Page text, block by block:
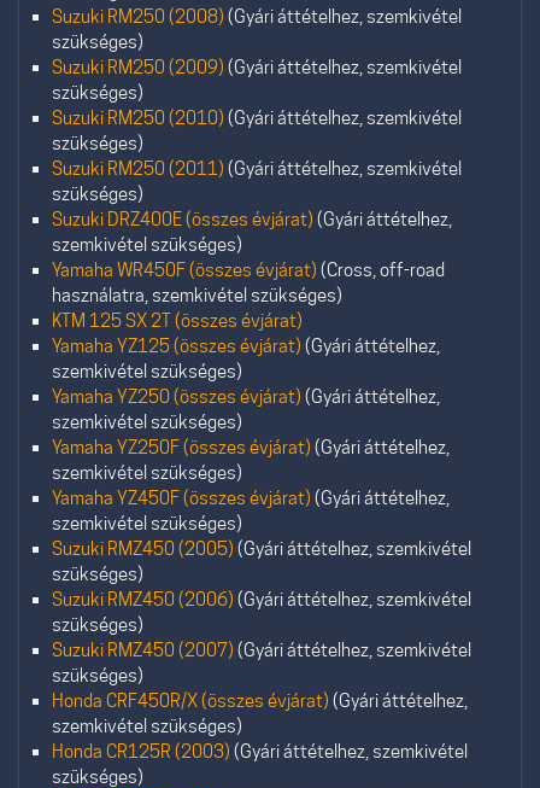
Suzuki RM250 (2008) (Gyári áttételhez, szemkivétel
szükséges)
Suzuki RM250 (2009) (Gyári áttételhez, szemkivétel
szükséges)
Suzuki RM250 (2010) (Gyári áttételhez, szemkivétel
szükséges)
Suzuki RM250 (2011) (Gyári áttételhez, szemkivétel
szükséges)
Suzuki DRZ400E (összes évjárat) (Gyári áttételhez,
szemkivétel szükséges)
Yamaha WR450F (összes évjárat) (Cross, off-road
használatra, szemkivétel szükséges)
KTM 125 SX 2T (összes évjárat)
Yamaha YZ125 (összes évjárat) (Gyári áttételhez,
szemkivétel szükséges)
Yamaha YZ250 (összes évjárat) (Gyári áttételhez,
szemkivétel szükséges)
Yamaha YZ250F (összes évjárat) (Gyári áttételhez,
szemkivétel szükséges)
Yamaha YZ450F (összes évjárat) (Gyári áttételhez,
szemkivétel szükséges)
Suzuki RMZ450 (2005) (Gyári áttételhez, szemkivétel
szükséges)
Suzuki RMZ450 (2006) (Gyári áttételhez, szemkivétel
szükséges)
Suzuki RMZ450 (2007) (Gyári áttételhez, szemkivétel
szükséges)
Honda CRF450R/X (összes évjárat) (Gyári áttételhez,
szemkivétel szükséges)
Honda CR125R (2003) (Gyári áttételhez, szemkivétel
szükséges)